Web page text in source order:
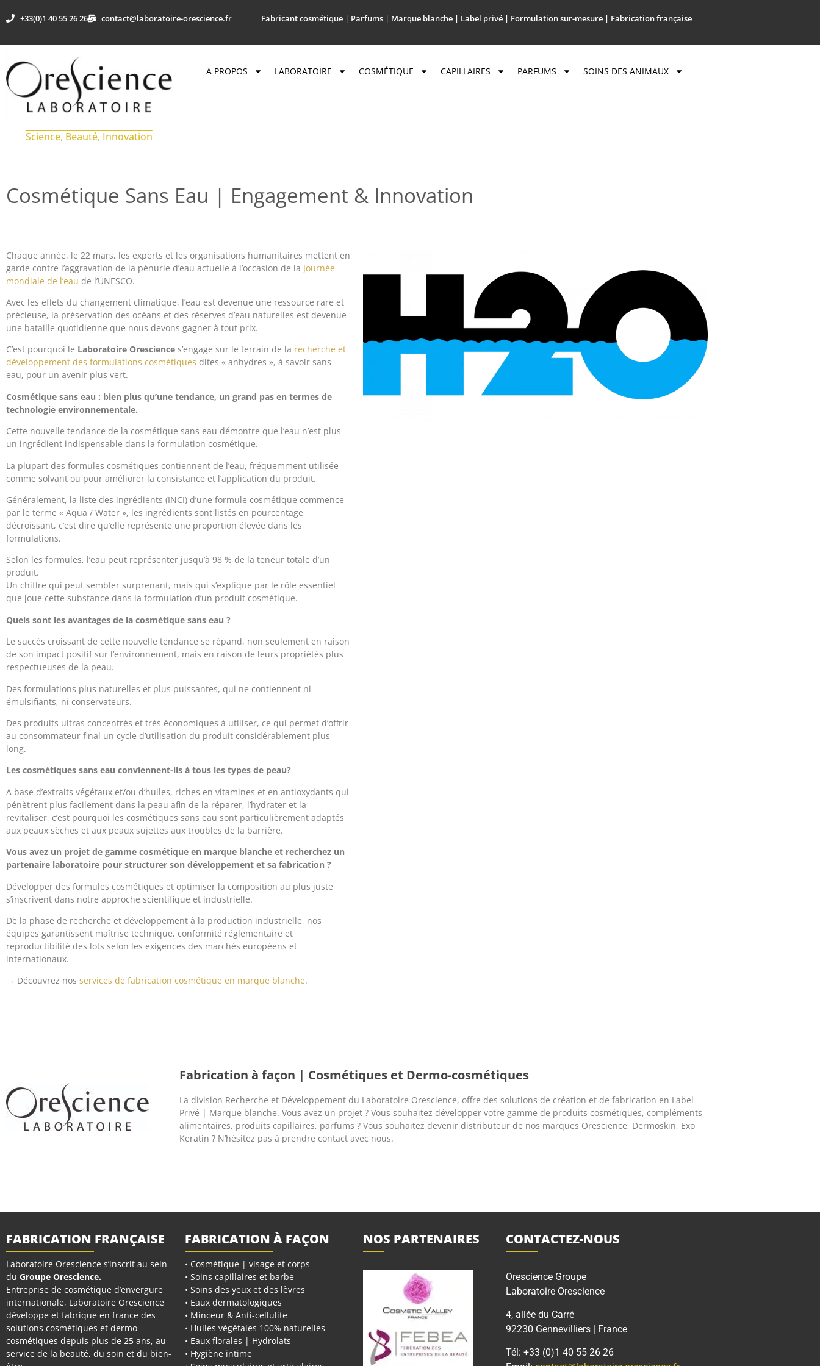
+33(0)1 40 55 26 26 contact@laboratoire-orescience.fr Fabricant cosmétique | Parfums | Marque blanche | Label privé | Formulation sur-mesure | Fabrication française
Science, Beauté, Innovation
A PROPOS LABORATOIRE COSMÉTIQUE CAPILLAIRES PARFUMS SOINS DES ANIMAUX
Cosmétique Sans Eau | Engagement & Innovation
Chaque année, le 22 mars, les experts et les organisations humanitaires mettent en
garde contre l’aggravation de la pénurie d’eau actuelle à l’occasion de la Journée
mondiale de l’eau de l’UNESCO.
Avec les effets du changement climatique, l’eau est devenue une ressource rare et
précieuse, la préservation des océans et des réserves d’eau naturelles est devenue
une bataille quotidienne que nous devons gagner à tout prix.
C’est pourquoi le Laboratoire Orescience s’engage sur le terrain de la recherche et
développement des formulations cosmétiques dites « anhydres », à savoir sans
eau, pour un avenir plus vert.
Cosmétique sans eau : bien plus qu’une tendance, un grand pas en termes de
technologie environnementale.
Cette nouvelle tendance de la cosmétique sans eau démontre que l’eau n’est plus
un ingrédient indispensable dans la formulation cosmétique.
La plupart des formules cosmétiques contiennent de l’eau, fréquemment utilisée
comme solvant ou pour améliorer la consistance et l’application du produit.
Généralement, la liste des ingrédients (INCI) d’une formule cosmétique commence
par le terme « Aqua / Water », les ingrédients sont listés en pourcentage
décroissant, c’est dire qu’elle représente une proportion élevée dans les
formulations.
Selon les formules, l’eau peut représenter jusqu’à 98 % de la teneur totale d’un
produit.
Un chiffre qui peut sembler surprenant, mais qui s’explique par le rôle essentiel
que joue cette substance dans la formulation d’un produit cosmétique.
Quels sont les avantages de la cosmétique sans eau ?
Le succès croissant de cette nouvelle tendance se répand, non seulement en raison
de son impact positif sur l’environnement, mais en raison de leurs propriétés plus
respectueuses de la peau.
Des formulations plus naturelles et plus puissantes, qui ne contiennent ni
émulsifiants, ni conservateurs.
Des produits ultras concentrés et très économiques à utiliser, ce qui permet d’offrir
au consommateur final un cycle d’utilisation du produit considérablement plus
long.
Les cosmétiques sans eau conviennent-ils à tous les types de peau?
A base d’extraits végétaux et/ou d’huiles, riches en vitamines et en antioxydants qui
pénètrent plus facilement dans la peau afin de la réparer, l’hydrater et la
revitaliser, c’est pourquoi les cosmétiques sans eau sont particulièrement adaptés
aux peaux sèches et aux peaux sujettes aux troubles de la barrière.
Vous avez un projet de gamme cosmétique en marque blanche et recherchez un
partenaire laboratoire pour structurer son développement et sa fabrication ?
Développer des formules cosmétiques et optimiser la composition au plus juste
s’inscrivent dans notre approche scientifique et industrielle.
De la phase de recherche et développement à la production industrielle, nos
équipes garantissent maîtrise technique, conformité réglementaire et
reproductibilité des lots selon les exigences des marchés européens et
internationaux.
→ Découvrez nos services de fabrication cosmétique en marque blanche.
Fabrication à façon | Cosmétiques et Dermo-cosmétiques
La division Recherche et Développement du Laboratoire Orescience, offre des solutions de création et de fabrication en Label
Privé | Marque blanche. Vous avez un projet ? Vous souhaitez développer votre gamme de produits cosmétiques, compléments
alimentaires, produits capillaires, parfums ? Vous souhaitez devenir distributeur de nos marques Orescience, Dermoskin, Exo
Keratin ? N’hésitez pas à prendre contact avec nous.
FABRICATION FRANÇAISE
Laboratoire Orescience s’inscrit au sein
du Groupe Orescience.
Entreprise de cosmétique d’envergure
internationale, Laboratoire Orescience
développe et fabrique en france des
solutions cosmétiques et dermo-
cosmétiques depuis plus de 25 ans, au
service de la beauté, du soin et du bien-
FABRICATION À FAÇON
• Cosmétique | visage et corps
• Soins capillaires et barbe
• Soins des yeux et des lèvres
• Eaux dermatologiques
• Minceur & Anti-cellulite
• Huiles végétales 100% naturelles
• Eaux florales | Hydrolats
• Hygiène intime
NOS PARTENAIRES CONTACTEZ-NOUS
Orescience Groupe
Laboratoire Orescience
4, allée du Carré
92230 Gennevilliers | France
Tél: +33 (0)1 40 55 26 26